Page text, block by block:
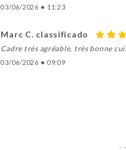
03/06/2026 • 11:23
Marc C. classificado
Cadre très agréable, très bonne
03/06/2026 • 09:09